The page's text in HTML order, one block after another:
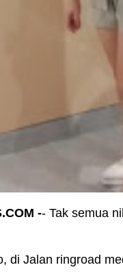
-- Tak semua
di Jalan ringroad